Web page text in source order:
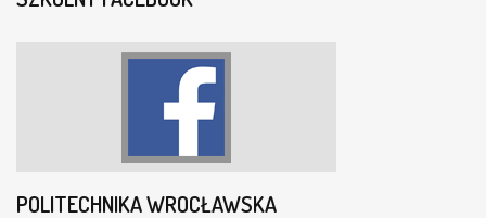
POLITECHNIKA WROCŁAWSKA